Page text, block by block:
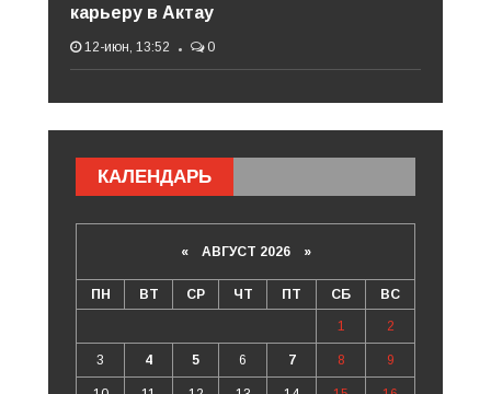
карьеру в Актау
12-июн, 13:52 0
КАЛЕНДАРЬ
«АВГУСТ 2026 »
ПН ВТ СР ЧТ ПТ СБ ВС
1 2
3 4 5 6 7 8 9